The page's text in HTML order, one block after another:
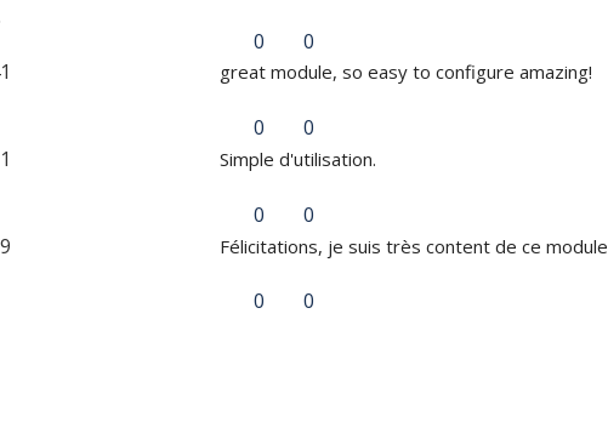
0
0
great module, so easy to configure amazing!
0
0
Simple d'utilisation.
0
0
Félicitations, je suis très content de ce module
0 0